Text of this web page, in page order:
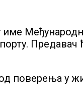
поверења у